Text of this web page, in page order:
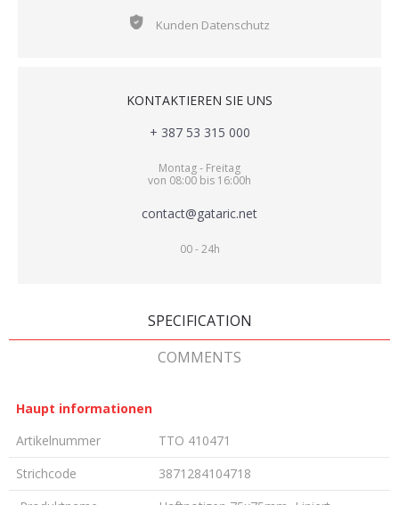
Kunden Datenschutz
KONTAKTIEREN SIE UNS
+ 387 53 315 000
Montag - Freitag
von 08:00 bis 16:00h
contact@gataric.net
00 - 24h
SPECIFICATION
COMMENTS
Haupt informationen
Artikelnummer
TTO 410471
Strichcode
3871284104718